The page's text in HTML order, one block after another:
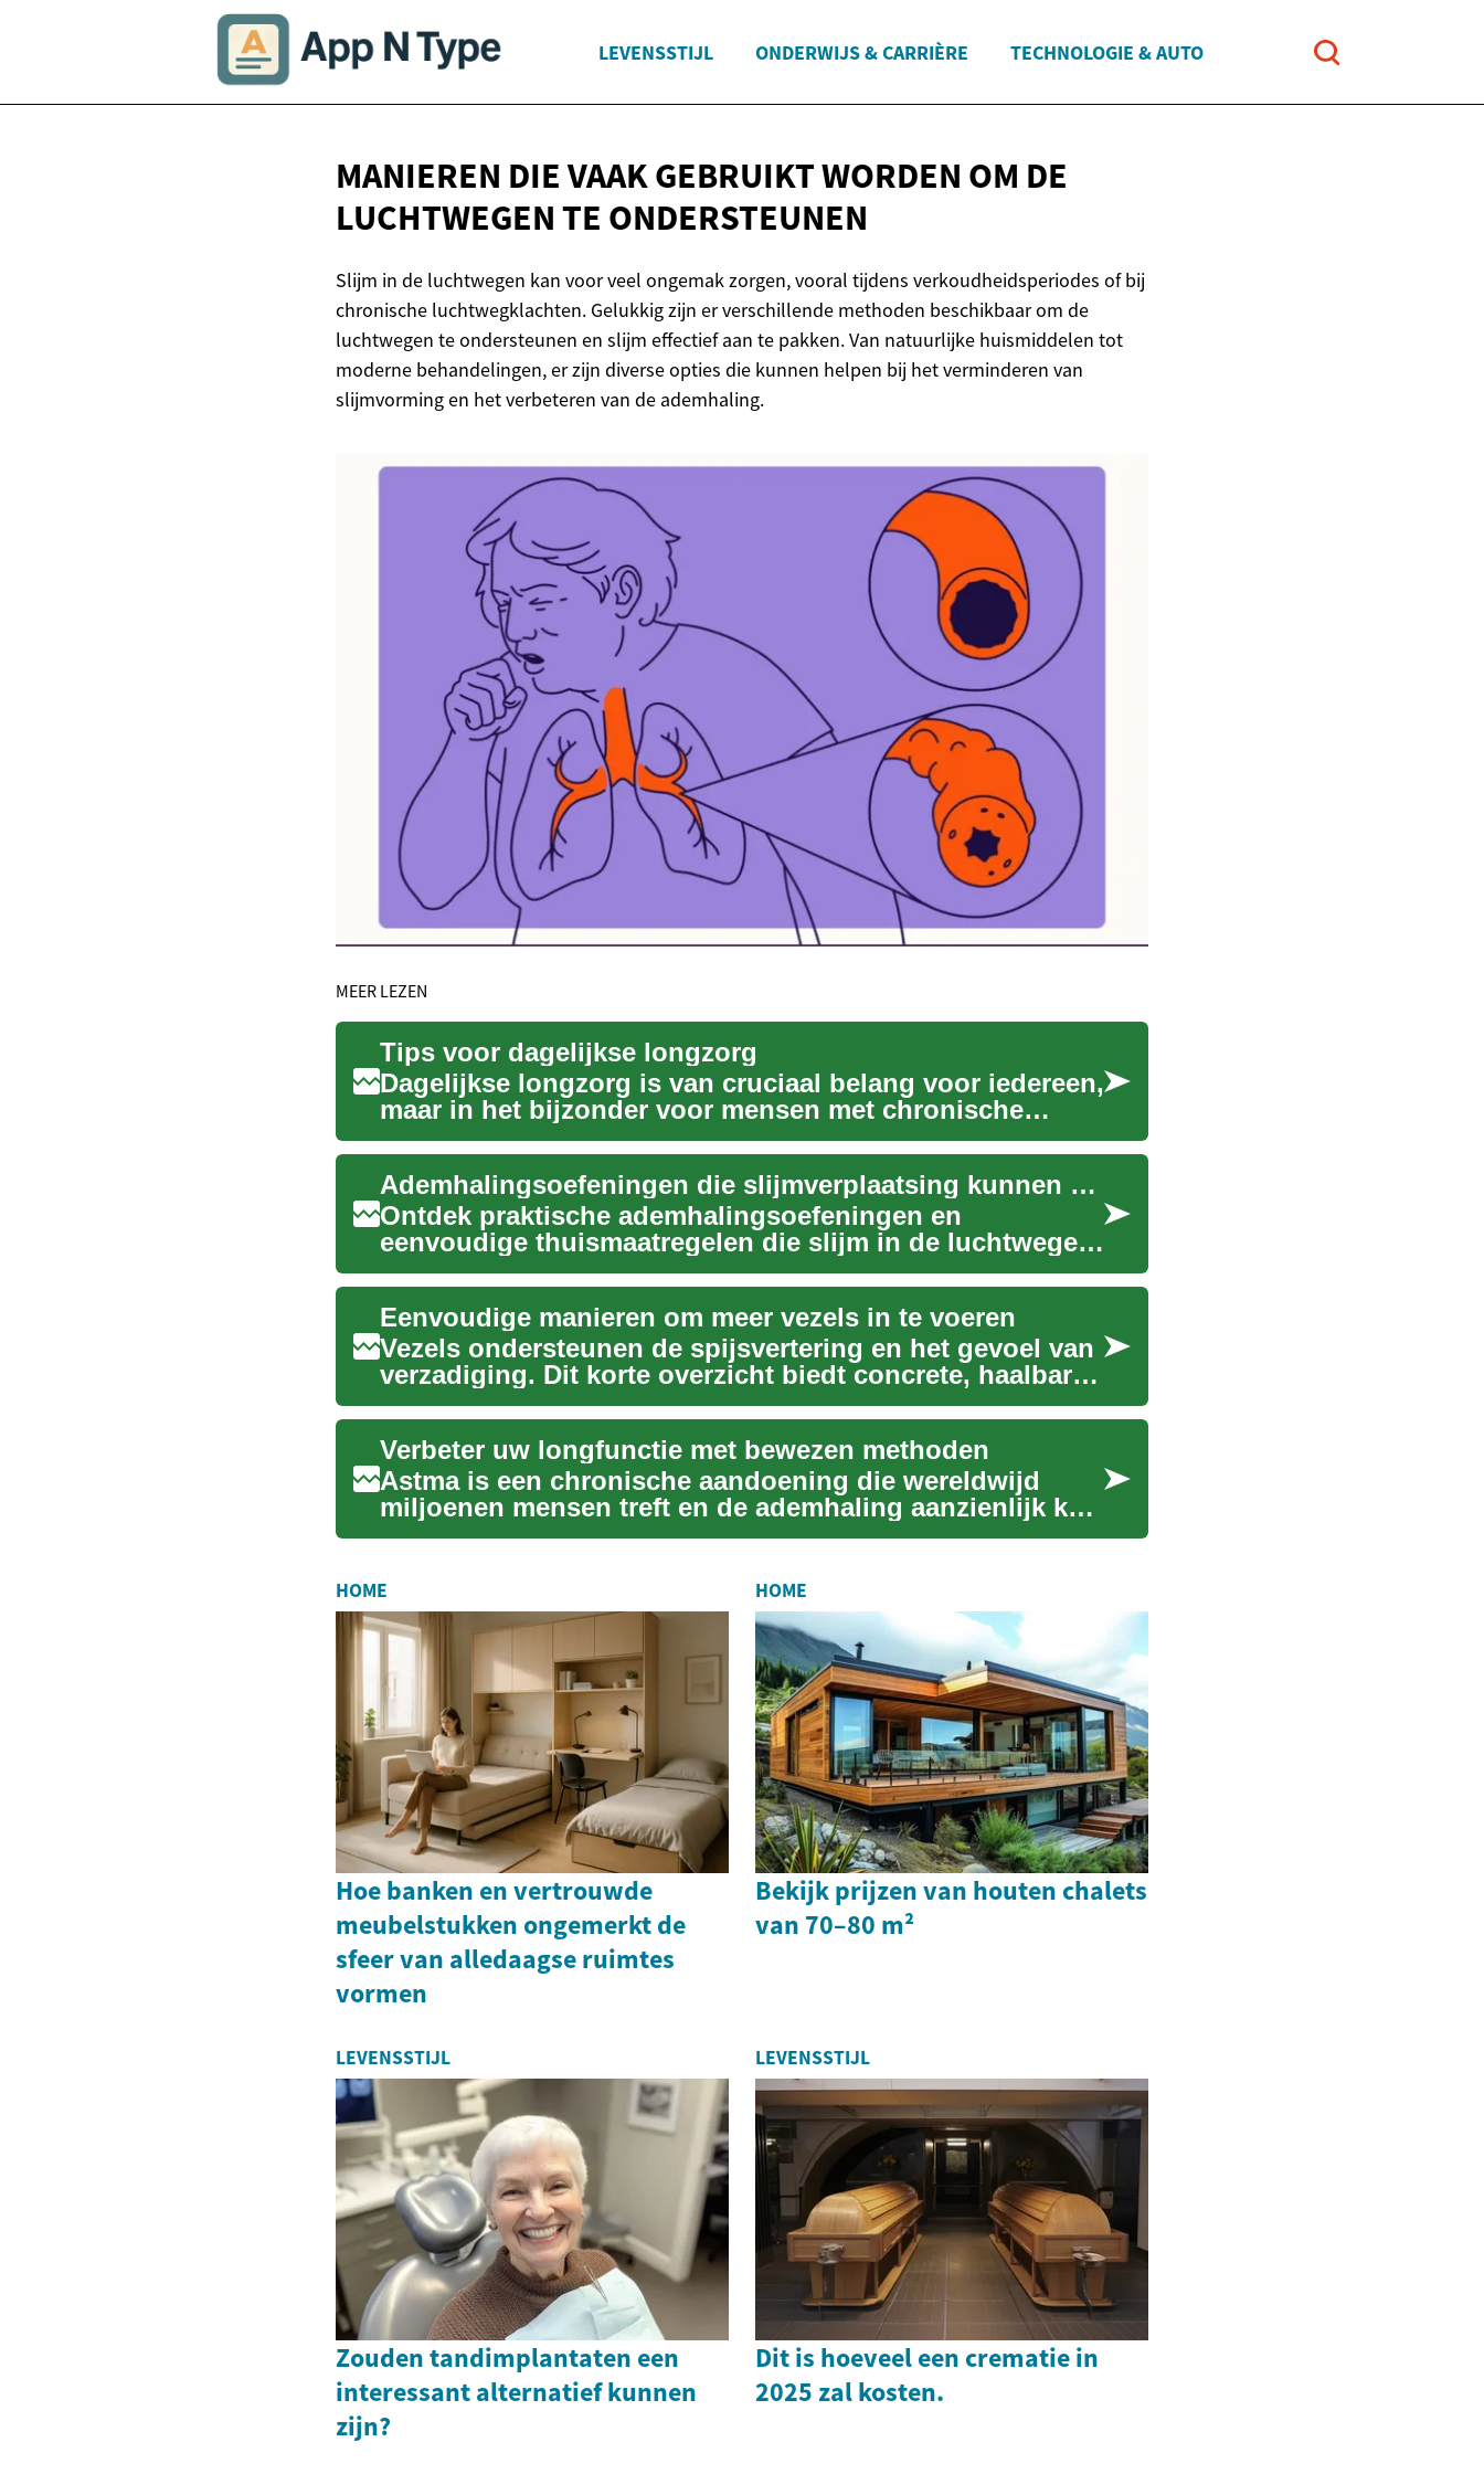
LEVENSSTIJL ONDERWIJS & CARRIÈRE TECHNOLOGIE & AUTO
MANIEREN DIE VAAK GEBRUIKT WORDEN OM DE
LUCHTWEGEN TE ONDERSTEUNEN
Slijm in de luchtwegen kan voor veel ongemak zorgen, vooral tijdens verkoudheidsperiodes of bij
chronische luchtwegklachten. Gelukkig zijn er verschillende methoden beschikbaar om de
luchtwegen te ondersteunen en slijm effectief aan te pakken. Van natuurlijke huismiddelen tot
moderne behandelingen, er zijn diverse opties die kunnen helpen bij het verminderen van
slijmvorming en het verbeteren van de ademhaling.
MEER LEZEN
Tips voor dagelijkse longzorg
Dagelijkse longzorg is van cruciaal belang voor iedereen,
maar in het bijzonder voor mensen met chronische
ademhaling...
Ademhalingsoefeningen die slijmverplaatsing kunnen ondersteunen zonder apparatuur
Ontdek praktische ademhalingsoefeningen en
eenvoudige thuismaatregelen die slijm in de luchtwegen
kunnen helpen verpl...
Eenvoudige manieren om meer vezels in te voeren
Vezels ondersteunen de spijsvertering en het gevoel van
verzadiging. Dit korte overzicht biedt concrete, haalbare
tip...
Verbeter uw longfunctie met bewezen methoden
Astma is een chronische aandoening die wereldwijd
miljoenen mensen treft en de ademhaling aanzienlijk kan
beïnvloeden...
HOME
Hoe banken en vertrouwde
meubelstukken ongemerkt de
sfeer van alledaagse ruimtes
vormen
HOME
Bekijk prijzen van houten chalets
van 70–80 m²
LEVENSSTIJL
Zouden tandimplantaten een
interessant alternatief kunnen
zijn?
LEVENSSTIJL
Dit is hoeveel een crematie in
2025 zal kosten.